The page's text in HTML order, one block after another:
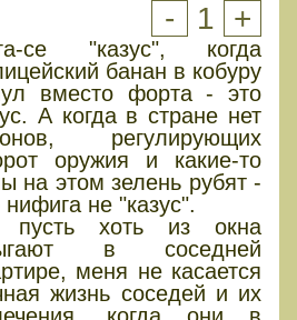
- 1 +
се "казус", когда
банан в кобуру
вместо форта - это
А когда в стране нет
регулирующих
оружия и какие-то
на этом зелень рубят -
нифига не "казус".
пусть хоть из окна
в соседней
меня не касается
жизнь соседей и их